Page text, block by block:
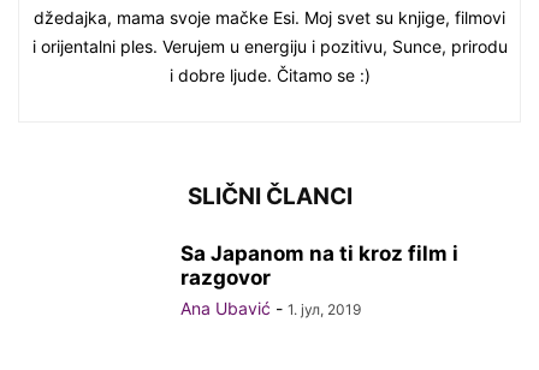
džedajka, mama svoje mačke Esi. Moj svet su knjige, filmovi
i orijentalni ples. Verujem u energiju i pozitivu, Sunce, prirodu
i dobre ljude. Čitamo se :)
SLIČNI ČLANCI
Sa Japanom na ti kroz film i
razgovor
Ana Ubavić - 1. јул, 2019